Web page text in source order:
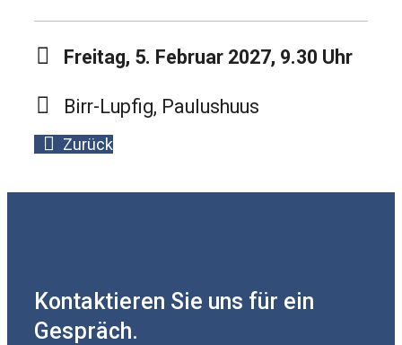
Freitag, 5. Februar 2027, 9.30 Uhr
Birr-Lupfig, Paulushuus
Zurück
Kontaktieren Sie uns für ein
Gespräch.